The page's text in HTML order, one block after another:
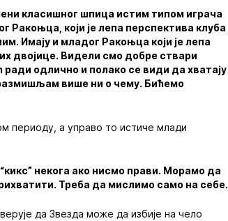
класишног шпица истим типом играча
Ракоњца, који је лепа перспектива клуба
Имају и младог Ракоњца који је лепа
двојице. Видели смо добре ствари
одлично и полако се види да хватају
више ни о чему. Бићемо
периоду, а управо то истиче млади
некога ако нисмо прави. Морамо да
Треба да мислимо само на себе.
да Звезда може да избије на чело